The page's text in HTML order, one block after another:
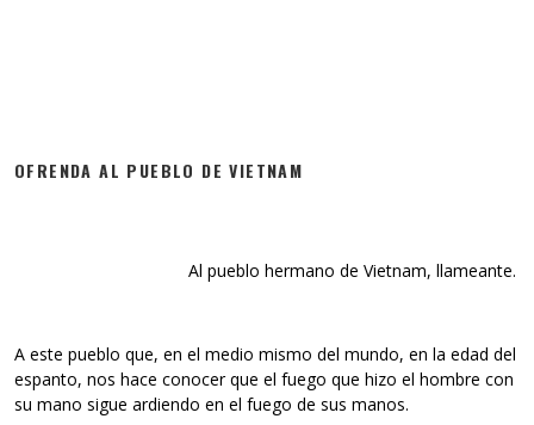
OFRENDA AL PUEBLO DE VIETNAM
Al pueblo hermano de Vietnam, llameante.
A este pueblo que, en el medio mismo del mundo, en la edad del
espanto, nos hace conocer que el fuego que hizo el hombre con
su mano sigue ardiendo en el fuego de sus manos.